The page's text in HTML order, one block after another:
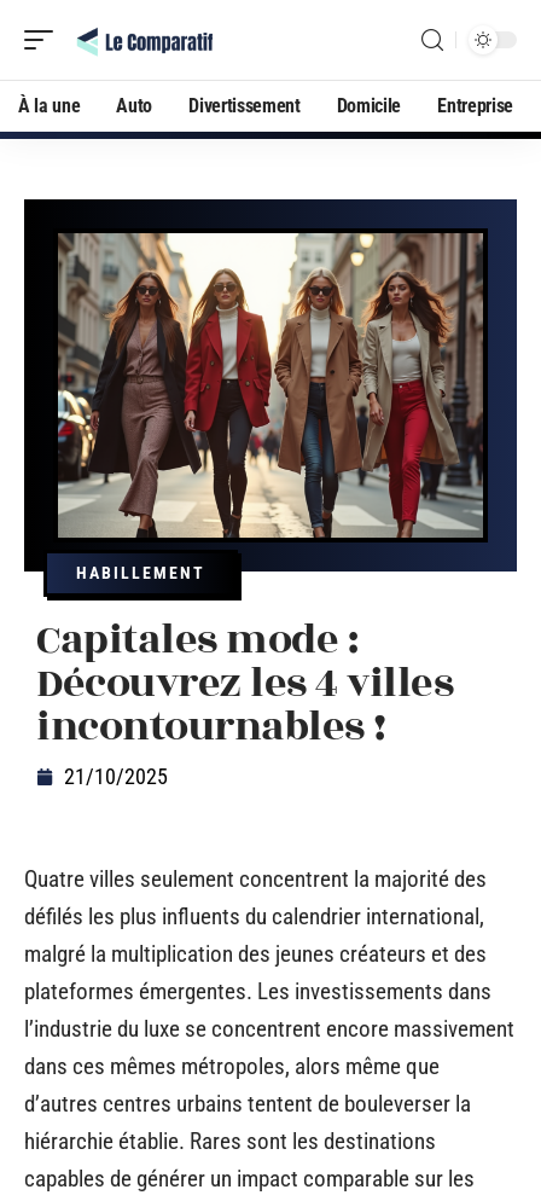
À la une Auto Divertissement Domicile Entreprise
HABILLEMENT
Capitales mode :
Découvrez les 4 villes
incontournables !
21/10/2025
Quatre villes seulement concentrent la majorité des
défilés les plus influents du calendrier international,
malgré la multiplication des jeunes créateurs et des
plateformes émergentes. Les investissements dans
l’industrie du luxe se concentrent encore massivement
dans ces mêmes métropoles, alors même que
d’autres centres urbains tentent de bouleverser la
hiérarchie établie. Rares sont les destinations
capables de générer un impact comparable sur les